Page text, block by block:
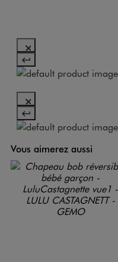
Vous aimerez aussi